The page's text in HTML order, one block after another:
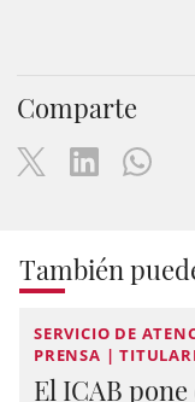
Comparte
También
SERVICIO DE
PRENSA |
El ICAB